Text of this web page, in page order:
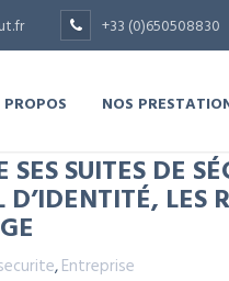
+33 (0)650508830
NOS
SES SUITES DE
D’IDENTITÉ, LES
,Entreprise